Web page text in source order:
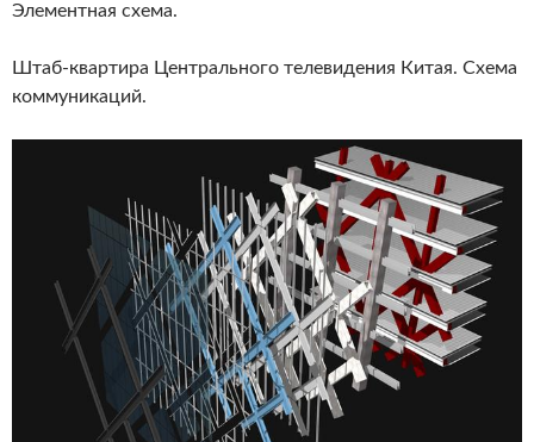
Элементная схема.
Штаб-квартира Центрального телевидения Китая. Схема
коммуникаций.